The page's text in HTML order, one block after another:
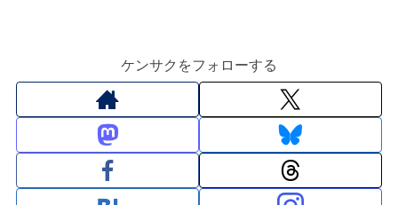
ケンサクをフォローする